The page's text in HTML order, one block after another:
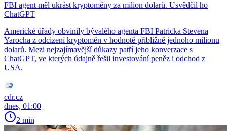
FBI agent měl ukrást kryptoměny za milion dolarů. Usvědčil ho
ChatGPT
Americké úřady obvinily bývalého agenta FBI Patricka Stevena
Yarocha z odcizení kryptoměn v hodnotě přibližně jednoho milionu
dolarů. Mezi nejzajímavější důkazy patří jeho konverzace s
ChatGPT, ve kterých údajně řešil investování peněz i odchod z
USA.
cdr.cz
dnes, 01:00
2 min